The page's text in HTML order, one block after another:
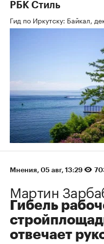
РБК Стиль
Гид по Иркутску: Байкал,
Мнения⁠, 05 авг, 13:29
Мартин
Гибель
отвечает